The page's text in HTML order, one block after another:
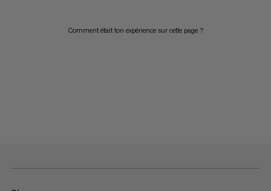
Comment était ton expérience sur cette page ?